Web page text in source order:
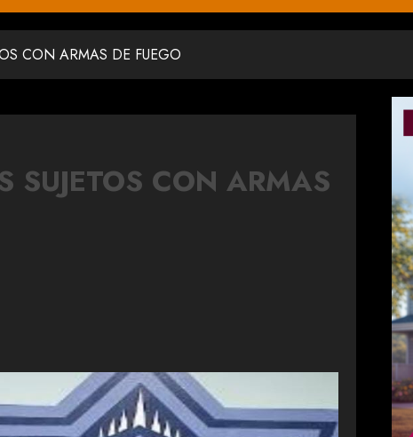
CON ARMAS DE FUEGO
SUJETOS CON ARMAS